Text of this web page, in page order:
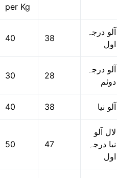
per Kg
40 38
آلو درجہ
اول
30 28
آلو درجہ
دوئم
40 38 آلو نیا
50 47
لال آلو
نیا درجہ
اول